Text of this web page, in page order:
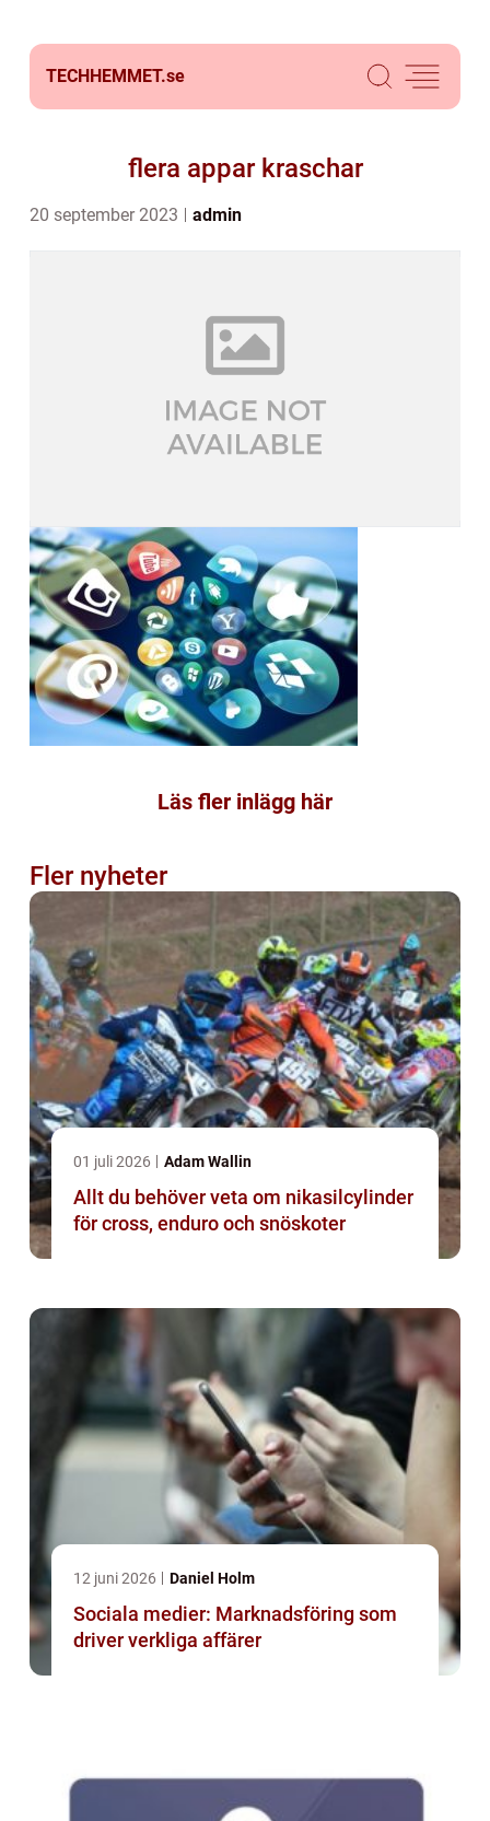
TECHHEMMET.se
flera appar kraschar
20 september 2023 admin
Läs fler inlägg här
Fler nyheter
01 juli 2026 Adam Wallin
Allt du behöver veta om nikasilcylinder
för cross, enduro och snöskoter
12 juni 2026 Daniel Holm
Sociala medier: Marknadsföring som
driver verkliga affärer